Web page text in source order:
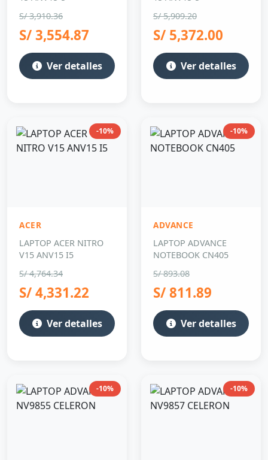
S/ 3,910.36
S/ 3,554.87
Ver detalles
S/ 5,909.20
S/ 5,372.00
Ver detalles
-10%
ACER
LAPTOP ACER NITRO
V15 ANV15 I5
S/ 4,764.34
S/ 4,331.22
Ver detalles
-10%
ADVANCE
LAPTOP ADVANCE
NOTEBOOK CN405
S/ 893.08
S/ 811.89
Ver detalles
-10% -10%